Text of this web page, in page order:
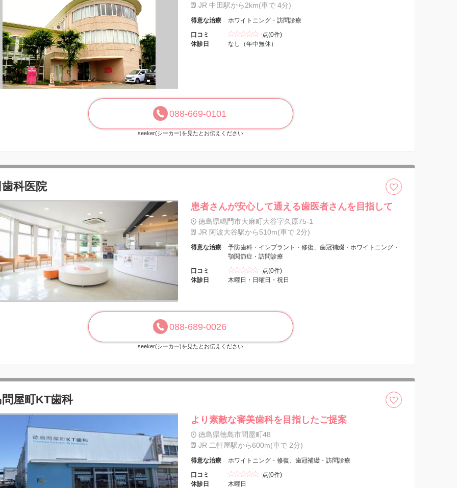
JR 中田駅から2km(車で 4分)
得意な治療
ホワイトニング・訪問診療
口コミ
-点(0件)
休診日
なし（年中無休）
088-669-0101
seeker(シーカー)を見たとお伝えください
科医院
患者さんが安心して通える歯医者さんを目指して
徳島県鳴門市大麻町大谷字久原75-1
JR 阿波大谷駅から510m(車で 2分)
得意な治療
予防歯科・インプラント・修復、歯冠補綴・ホワイトニング・
顎関節症・訪問診療
口コミ
-点(0件)
休診日
木曜日・日曜日・祝日
088-689-0026
seeker(シーカー)を見たとお伝えください
屋町KT歯科
より素敵な審美歯科を目指したご提案
徳島県徳島市問屋町48
JR 二軒屋駅から600m(車で 2分)
得意な治療
ホワイトニング・修復、歯冠補綴・訪問診療
口コミ
-点(0件)
休診日
木曜日